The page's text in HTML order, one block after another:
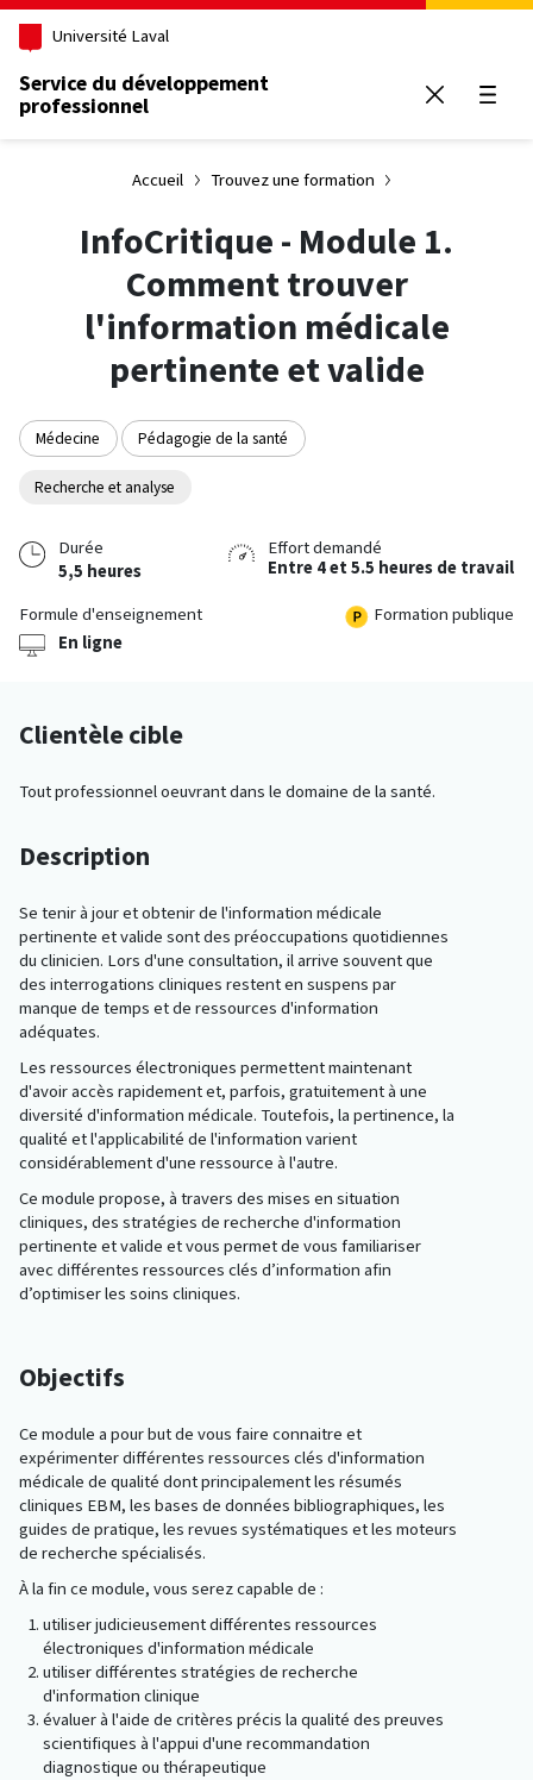
Aller au contenu principal
Université Laval
Service du développement
professionnel
Accueil Trouvez une formation
InfoCritique - Module 1.
Comment trouver
l'information médicale
pertinente et valide
Médecine Pédagogie de la santé
Recherche et analyse
Durée
5,5 heures
Effort demandé
Entre 4 et 5.5 heures de travail
Formule d'enseignement
En ligne
Formation publique
Clientèle cible
Tout professionnel oeuvrant dans le domaine de la santé.
Description
Se tenir à jour et obtenir de l'information médicale
pertinente et valide sont des préoccupations quotidiennes
du clinicien. Lors d'une consultation, il arrive souvent que
des interrogations cliniques restent en suspens par
manque de temps et de ressources d'information
adéquates.
Les ressources électroniques permettent maintenant
d'avoir accès rapidement et, parfois, gratuitement à une
diversité d'information médicale. Toutefois, la pertinence, la
qualité et l'applicabilité de l'information varient
considérablement d'une ressource à l'autre.
Ce module propose, à travers des mises en situation
cliniques, des stratégies de recherche d'information
pertinente et valide et vous permet de vous familiariser
avec différentes ressources clés d’information afin
d’optimiser les soins cliniques.
Objectifs
Ce module a pour but de vous faire connaitre et
expérimenter différentes ressources clés d'information
médicale de qualité dont principalement les résumés
cliniques EBM, les bases de données bibliographiques, les
guides de pratique, les revues systématiques et les moteurs
de recherche spécialisés.
À la fin ce module, vous serez capable de :
utiliser judicieusement différentes ressources
électroniques d'information médicale
utiliser différentes stratégies de recherche
d'information clinique
évaluer à l'aide de critères précis la qualité des preuves
scientifiques à l'appui d'une recommandation
diagnostique ou thérapeutique